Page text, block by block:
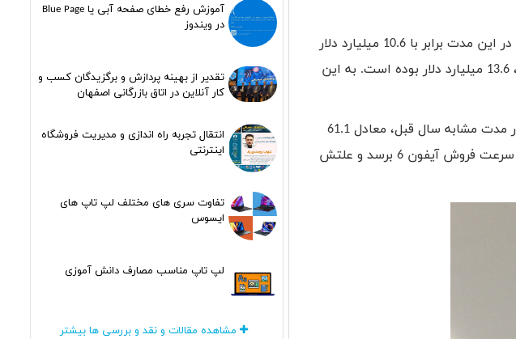
درآمد اپل در سه ماهه نخست امسال، بیش از 50.6 میلیارد دلار بوده است و سود خالص این شرکت در این مدت برابر با 10.6 میلیارد دلار
بوده است. این در حالی است که درامد اپل در مدت مشابه پارسال، 58 میلیارد دلار و سود خالص آن، 13.6 میلیارد دلار بوده است. به این
اپل در طول 3 ماه اول سال جاری توانسته 51.2 میلیون دستگاه آیفون را به فروش رساند. این آمار در مدت مشابه سال قبل، معادل 61.1
میلیون آیفون بوده است. به گفته تیم کوک دلیل این اتفاق این است که آیفون6اس نتوانست به سرعت فروش آیفون 6 برسد و علتش
آموزش رفع خطای صفحه آبی یا Blue Page
در ویندوز
تقدیر از بهینه پردازش و برگزیدگان کسب و
کار آنلاین در اتاق بازرگانی اصفهان
انتقال تجربه راه اندازی و مدیریت فروشگاه
اینترنتی
تفاوت سری های مختلف لپ تاپ های
ایسوس
لپ تاپ مناسب مصارف دانش آموزی
مشاهده مقالات و نقد و بررسی ها بیشتر